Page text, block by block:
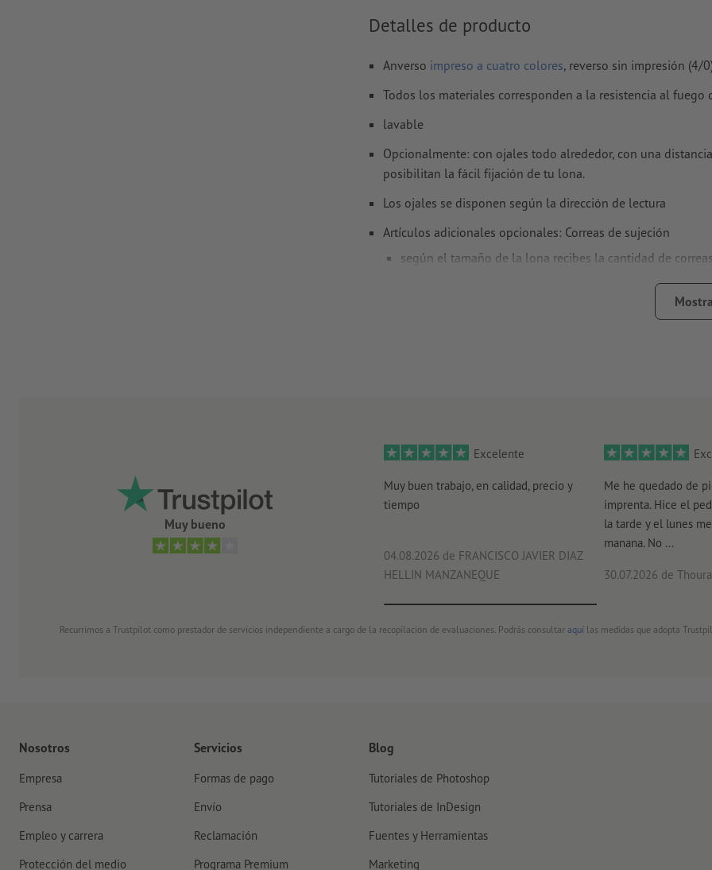
Detalles de producto
Anverso impreso a cuatro colores, reverso sin impresión (4/
Todos los materiales corresponden a la resistencia al
lavable
Opcionalmente: con ojales todo alrededor, con una
posibilitan la fácil fijación de tu lona.
Los ojales se disponen según la dirección de lectura
Artículos adicionales opcionales: Correas de sujeción
según el tamaño de la lona recibes la cantidad de
encontrarás más información sobre las correas de
Totalmente resistentes a la intemperie, por lo que se
Kavalan.
ten en cuenta que los ojales pueden ser de plástico o metal
Muy bueno
Excelente
Muy buen trabajo, en calidad, precio y
tiempo
04.08.2026 de FRANCISCO JAVIER DIAZ
HELLIN MANZANEQUE
Me he quedado de
imprenta. Hice el
la tarde y el lunes
manana. No ...
30.07.2026 de
Recurrimos a Trustpilot como prestador de servicios independiente a cargo de la recopilación de evaluaciones. Podrás consultar aquí las medidas que adopta
Nosotros
Empresa
Prensa
Empleo y carrera
Protección del medio
Servicios
Formas de pago
Envío
Reclamación
Programa Premium
Blog
Tutoriales de Photoshop
Tutoriales de InDesign
Fuentes y Herramientas
Marketing